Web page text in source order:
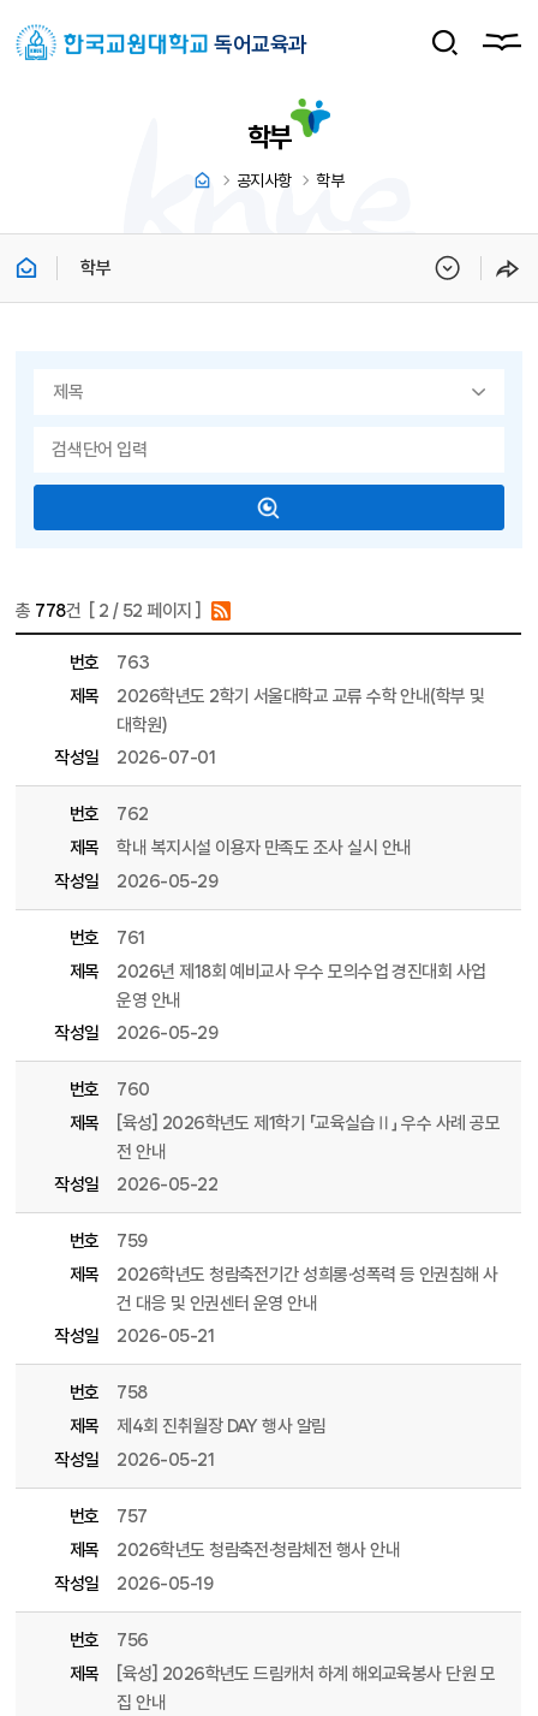
독어교육과
학부
공지사항 학부
학부
총 778건 [ 2 / 52 페이지 ]
번호
763
제목
2026학년도 2학기 서울대학교 교류 수학 안내(학부 및
대학원)
작성일
2026-07-01
번호
762
제목
학내 복지시설 이용자 만족도 조사 실시 안내
작성일
2026-05-29
번호
761
제목
2026년 제18회 예비교사 우수 모의수업 경진대회 사업
운영 안내
작성일
2026-05-29
번호
760
제목
[육성] 2026학년도 제1학기 「교육실습Ⅱ」 우수 사례 공모
전 안내
작성일
2026-05-22
번호
759
제목
2026학년도 청람축전기간 성희롱·성폭력 등 인권침해 사
건 대응 및 인권센터 운영 안내
작성일
2026-05-21
번호
758
제목
제4회 진취월장 DAY 행사 알림
작성일
2026-05-21
번호
757
제목
2026학년도 청람축전·청람체전 행사 안내
작성일
2026-05-19
번호
756
제목
[육성] 2026학년도 드림캐처 하계 해외교육봉사 단원 모
집 안내